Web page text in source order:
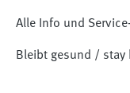
Alle Info und
Bleibt gesund / stay